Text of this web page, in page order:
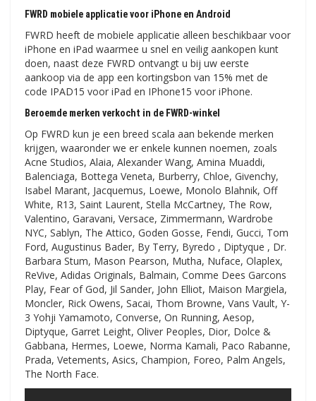
FWRD mobiele applicatie voor iPhone en Android
FWRD heeft de mobiele applicatie alleen beschikbaar voor
iPhone en iPad waarmee u snel en veilig aankopen kunt
doen, naast deze FWRD ontvangt u bij uw eerste
aankoop via de app een kortingsbon van 15% met de
code IPAD15 voor iPad en IPhone15 voor iPhone.
Beroemde merken verkocht in de FWRD-winkel
Op FWRD kun je een breed scala aan bekende merken
krijgen, waaronder we er enkele kunnen noemen, zoals
Acne Studios, Alaia, Alexander Wang, Amina Muaddi,
Balenciaga, Bottega Veneta, Burberry, Chloe, Givenchy,
Isabel Marant, Jacquemus, Loewe, Monolo Blahnik, Off
White, R13, Saint Laurent, Stella McCartney, The Row,
Valentino, Garavani, Versace, Zimmermann, Wardrobe
NYC, Sablyn, The Attico, Goden Gosse, Fendi, Gucci, Tom
Ford, Augustinus Bader, By Terry, Byredo , Diptyque , Dr.
Barbara Stum, Mason Pearson, Mutha, Nuface, Olaplex,
ReVive, Adidas Originals, Balmain, Comme Dees Garcons
Play, Fear of God, Jil Sander, John Elliot, Maison Margiela,
Moncler, Rick Owens, Sacai, Thom Browne, Vans Vault, Y-
3 Yohji Yamamoto, Converse, On Running, Aesop,
Diptyque, Garret Leight, Oliver Peoples, Dior, Dolce &
Gabbana, Hermes, Loewe, Norma Kamali, Paco Rabanne,
Prada, Vetements, Asics, Champion, Foreo, Palm Angels,
The North Face.